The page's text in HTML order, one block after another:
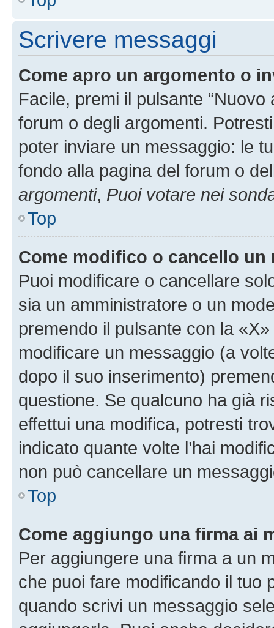
Scrivere messaggi
Come apro un argomento o
Facile, premi il pulsante
forum o degli argomenti.
poter inviare un messaggio: le
fondo alla pagina del forum o
argomenti, Puoi votare nei
Top
Come modifico o cancello un
Puoi modificare o cancellare
sia un amministratore o un
premendo il pulsante con la
modificare un messaggio (a
dopo il suo inserimento)
questione. Se qualcuno ha già
effettui una modifica, potresti
indicato quante volte l’hai
non può cancellare un
Top
Come aggiungo una firma ai
Per aggiungere una firma a un
che puoi fare modificando il tuo
quando scrivi un messaggio